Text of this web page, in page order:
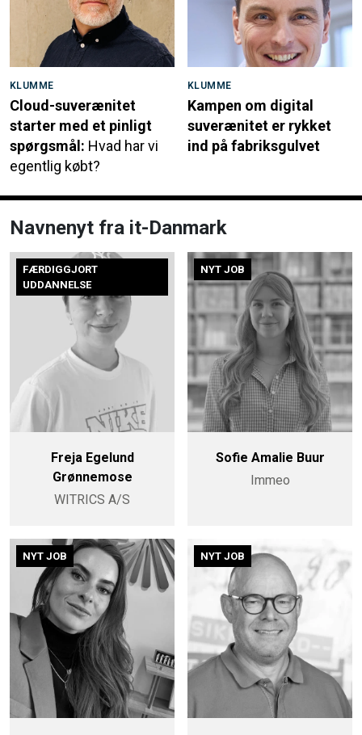
KLUMME
Cloud-suverænitet
starter med et pinligt
spørgsmål: Hvad har vi
egentlig købt?
KLUMME
Kampen om digital
suverænitet er rykket
ind på fabriksgulvet
Navnenyt fra it-Danmark
FÆRDIGGJORT
UDDANNELSE
Freja Egelund
Grønnemose
WITRICS A/S
NYT JOB
Sofie Amalie Buur
Immeo
NYT JOB NYT JOB